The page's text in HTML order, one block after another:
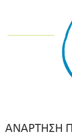
ΑΝΑΡΤΗΣΗ